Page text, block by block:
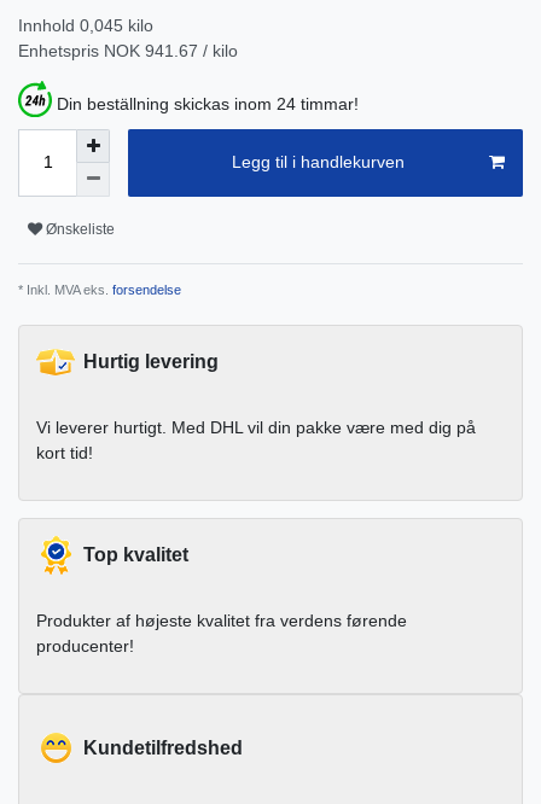
Innhold 0,045 kilo
Enhetspris NOK 941.67 / kilo
Din beställning skickas inom 24 timmar!
Legg til i handlekurven
Ønskeliste
* Inkl. MVA eks. forsendelse
Hurtig levering
Vi leverer hurtigt. Med DHL vil din pakke være med dig på
kort tid!
Top kvalitet
Produkter af højeste kvalitet fra verdens førende
producenter!
Kundetilfredshed